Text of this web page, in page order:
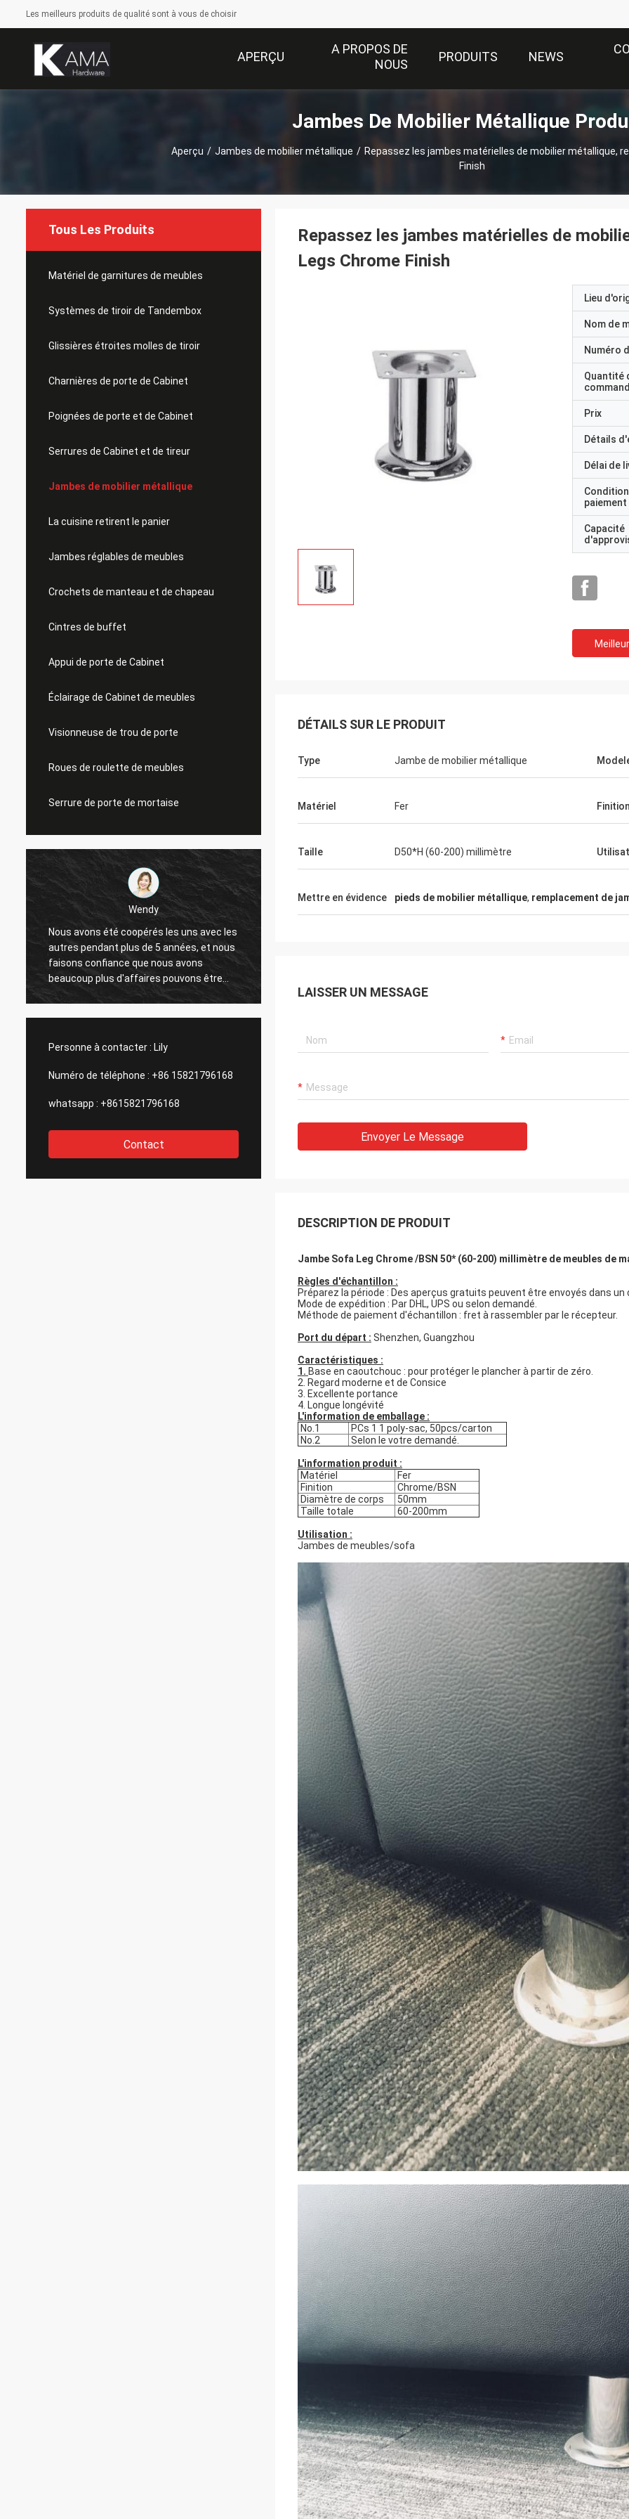
Les meilleurs produits de qualité sont à vous de choisir
APERÇU
A PROPOS DE
NOUS
PRODUITS NEWS
Jambes De Mobilier Métallique
Aperçu / Jambes de mobilier métallique / Repassez les jambes matérielles de mobilier métallique,
Finish
Tous Les Produits
Matériel de garnitures de meubles
Systèmes de tiroir de Tandembox
Glissières étroites molles de tiroir
Charnières de porte de Cabinet
Poignées de porte et de Cabinet
Serrures de Cabinet et de tireur
Jambes de mobilier métallique
La cuisine retirent le panier
Jambes réglables de meubles
Crochets de manteau et de chapeau
Cintres de buffet
Appui de porte de Cabinet
Éclairage de Cabinet de meubles
Visionneuse de trou de porte
Roues de roulette de meubles
Serrure de porte de mortaise
Wendy
Nous avons été coopérés les uns avec les
autres pendant plus de 5 années, et nous
faisons confiance que nous avons
beaucoup plus d'affaires pouvons être
travaillés ensemble dans le futur proche,
muy de y mercancías de buena de
d'EL de l'incentivo es de mamie de l'ONU
Personne à contacter : Lily
Numéro de téléphone : +86 15821796168
whatsapp : +8615821796168
Contact
Repassez les jambes matérielles de
Legs Chrome Finish
Lieu
Nom de
Numéro
Quantité
Prix
Détails
Délai de
paiement
Capacité
DÉTAILS SUR LE PRODUIT
Type Jambe de mobilier métallique
Matériel Fer Finition
Taille D50*H (60-200) millimètre
Mettre en évidence pieds de mobilier métallique, remplacement de
LAISSER UN MESSAGE
Envoyer Le Message
DESCRIPTION DE PRODUIT
Jambe Sofa Leg Chrome /BSN 50* (60-200) millimètre de meubles de
Règles d'échantillon :
Préparez la période : Des aperçus gratuits peuvent être envoyés dans un
Mode de expédition : Par DHL, UPS ou selon demandé.
Méthode de paiement d'échantillon : fret à rassembler par le récepteur.
Port du départ : Shenzhen, Guangzhou
Caractéristiques :
1. Base en caoutchouc : pour protéger le plancher à partir de zéro.
2. Regard moderne et de Consice
3. Excellente portance
4. Longue longévité
L'information de emballage :
No.1
PCs 1 1 poly-sac, 50pcs/carton
No.2
Selon le votre demandé.
L'information produit :
Matériel
Fer
Finition
Chrome/BSN
Diamètre de corps
50mm
Taille totale
60-200mm
Utilisation :
Jambes de meubles/sofa